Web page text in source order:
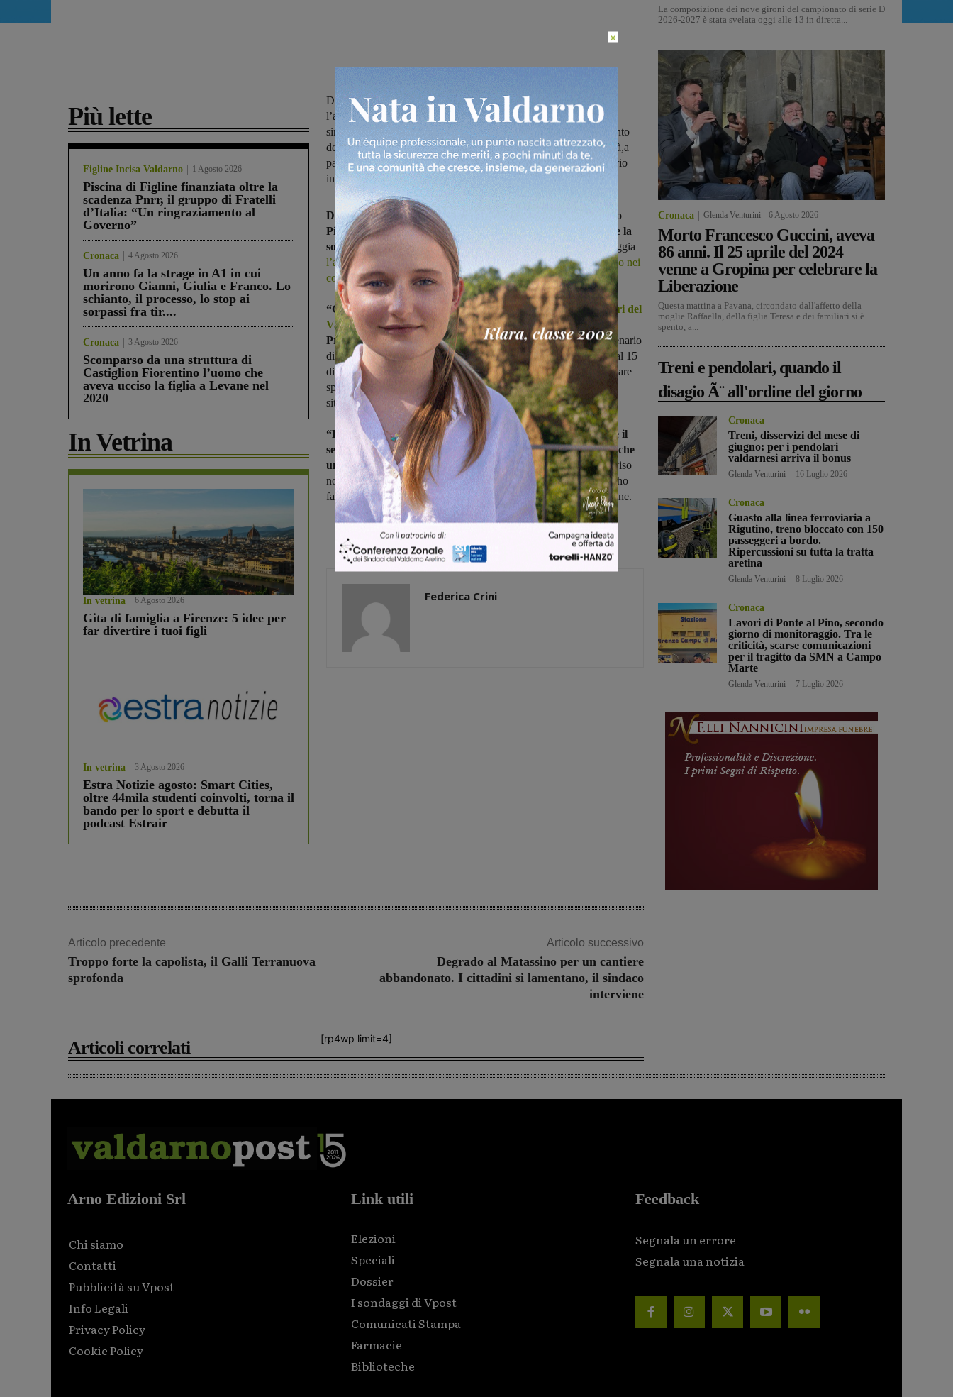
Più lette
Figline Incisa Valdarno 1 Agosto 2026
Piscina di Figline finanziata oltre la
scadenza Pnrr, il gruppo di Fratelli
d’Italia: “Un ringraziamento al
Governo”
Cronaca 4 Agosto 2026
Un anno fa la strage in A1 in cui
morirono Gianni, Giulia e Franco. Lo
schianto, il processo, lo stop ai
sorpassi fra tir....
Cronaca 3 Agosto 2026
Scomparso da una struttura di
Castiglion Fiorentino l’uomo che
aveva ucciso la figlia a Levane nel
2020
In Vetrina
In vetrina 6 Agosto 2026
Gita di famiglia a Firenze: 5 idee per
far divertire i tuoi figli
In vetrina 3 Agosto 2026
Estra Notizie agosto: Smart Cities,
oltre 44mila studenti coinvolti, torna il
bando per lo sport e debutta il
podcast Estrair
Dopo il sostegno del primo cittadino di Castelfranco Piandiscò,
l’appello dei pendolari del Valdarno è stato appoggiato anche dal
sindaco di Pergine Simona Neri. La causa è il possibile spostamento
dei treni dei pendolari sulla linea Lenta per favorire l’Alta Velocità,a
partire dal 15 dicembre, giorno in cui entra in vigore il nuovo orario
invernale
Dopo ledichiarazioni di Enzo Cacioli,
sindaco di Castelfranco
Piandiscò, a sostegno dei pendolari, adesso arriva l’adesione e la
solidarietà anche di Simona Neri,sindaco di Pergine, che appoggia
l’appello lanciato dal Comitato Pendolari Direttissima del Valdarno nei
confronti del Presidentedella Regione Enrico Rossi.
“Condivido pienamente
le preoccupazioni mosse dai pendolari del
Valdarno e aderisco all'appellolanciato dai cittadini al
Presidente”, ha dichiarato Neri, in riferimento al possibilescenario
di uno spostamento dei treni pendolari sulla linea lenta a partire dal 15
dicembre, giorno dell’entrata in vigore dell’orario invernale, per dare
spazio all’Alta Velocità. Da episodi casuali, quindi, a eventuale
situazione quotidiana.
“Dirottare i treni sulla linea lenta aggiungerebbe ai disagi che il
servizio comporta attualmente (sovraffollamento, ritardi..) anche
un notevole allungamento dei tempi di percorrenza, a mio avviso
non sostenibile della popolazione dei pendolari valdarnesi, di cui ho
fatto lungamente parte”, ha concluso nella nota il sindaco di Pergine.
Federica Crini
Articolo precedente
Troppo forte la capolista, il Galli Terranuova
sprofonda
Articolo successivo
Degrado al Matassino per un cantiere
abbandonato. I cittadini si lamentano, il sindaco
interviene
[rp4wp limit=4]
Articoli correlati
La composizione dei nove gironi del campionato di serie D
2026-2027 è stata svelata oggi alle 13 in diretta...
Cronaca Glenda Venturini 6 Agosto 2026
Morto Francesco Guccini, aveva
86 anni. Il 25 aprile del 2024
venne a Gropina per celebrare la
Liberazione
Questa mattina a Pavana, circondato dall'affetto della
moglie Raffaella, della figlia Teresa e dei familiari si è
spento, a...
Treni e pendolari, quando il
disagio Ã¨ all'ordine del giorno
Cronaca
Treni, disservizi del mese di
giugno: per i pendolari
valdarnesi arriva il bonus
Glenda Venturini 16 Luglio 2026
Cronaca
Guasto alla linea ferroviaria a
Rigutino, treno bloccato con 150
passeggeri a bordo.
Ripercussioni su tutta la tratta
aretina
Glenda Venturini 8 Luglio 2026
Cronaca
Lavori di Ponte al Pino, secondo
giorno di monitoraggio. Tra le
criticità, scarse comunicazioni
per il tragitto da SMN a Campo
Marte
Glenda Venturini 7 Luglio 2026
Arno Edizioni Srl
Chi siamo
Contatti
Pubblicità su Vpost
Info Legali
Privacy Policy
Cookie Policy
Link utili
Elezioni
Speciali
Dossier
I sondaggi di Vpost
Comunicati Stampa
Farmacie
Biblioteche
Feedback
Segnala un errore
Segnala una notizia
×